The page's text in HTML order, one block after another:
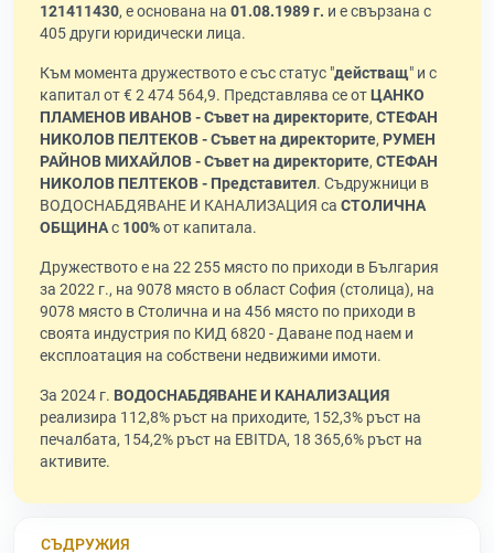
121411430, е основана на 01.08.1989 г. и е свързана с
405 други юридически лица.
Към момента дружеството е със статус "действащ" и с
капитал от € 2 474 564,9. Представлява се отЦАНКО
ПЛАМЕНОВ ИВАНОВ - Съвет на директорите, СТЕФАН
НИКОЛОВ ПЕЛТЕКОВ - Съвет на директорите, РУМЕН
РАЙНОВ МИХАЙЛОВ - Съвет на директорите, СТЕФАН
НИКОЛОВ ПЕЛТЕКОВ - Представител. Съдружници в
ВОДОСНАБДЯВАНЕ И КАНАЛИЗАЦИЯ са СТОЛИЧНА
ОБЩИНАс 100%от капитала.
Дружеството е на 22 255 място по приходи в България
за 2022 г., на 9078 място в област София (столица), на
9078 място в Столична и на 456 място по приходи в
своята индустрия по КИД 6820 - Даване под наем и
експлоатация на собствени недвижими имоти.
За 2024 г. ВОДОСНАБДЯВАНЕ И КАНАЛИЗАЦИЯ
реализира 112,8% ръст на приходите, 152,3% ръст на
печалбата, 154,2% ръст на EBITDA, 18 365,6% ръст на
активите.
СЪДРУЖИЯ